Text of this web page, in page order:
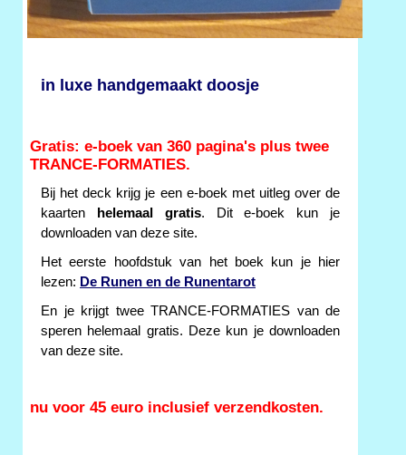
in luxe handgemaakt doosje
Gratis: e-boek van 360 pagina's plus twee
TRANCE-FORMATIES.
Bij het deck krijg je een e-boek met uitleg over de
kaarten
helemaal gratis. Dit e-boek kun je
downloaden van deze site.
Het eerste hoofdstuk van het boek kun je hier
lezen: De Runen en de Runentarot
En je krijgt twee TRANCE-FORMATIES van de
speren helemaal gratis. Deze kun je downloaden
van deze site.
nu voor 45 euro inclusief verzendkosten.